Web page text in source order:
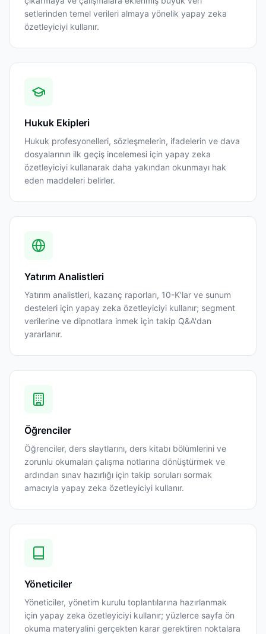
setlerinden temel verileri almaya yönelik yapay zeka
özetleyiciyi kullanır.
Hukuk Ekipleri
Hukuk profesyonelleri, sözleşmelerin, ifadelerin ve dava
dosyalarının ilk geçiş incelemesi için yapay zeka
özetleyiciyi kullanarak daha yakından okunmayı hak
eden maddeleri belirler.
Yatırım Analistleri
Yatırım analistleri, kazanç raporları, 10-K'lar ve sunum
desteleri için yapay zeka özetleyiciyi kullanır; segment
verilerine ve dipnotlara inmek için takip Q&A'dan
yararlanır.
Öğrenciler
Öğrenciler, ders slaytlarını, ders kitabı bölümlerini ve
zorunlu okumaları çalışma notlarına dönüştürmek ve
ardından sınav hazırlığı için takip soruları sormak
amacıyla yapay zeka özetleyiciyi kullanır.
Yöneticiler
Yöneticiler, yönetim kurulu toplantılarına hazırlanmak
için yapay zeka özetleyiciyi kullanır; yüzlerce sayfa ön
okuma materyalini gerçekten karar gerektiren noktalara